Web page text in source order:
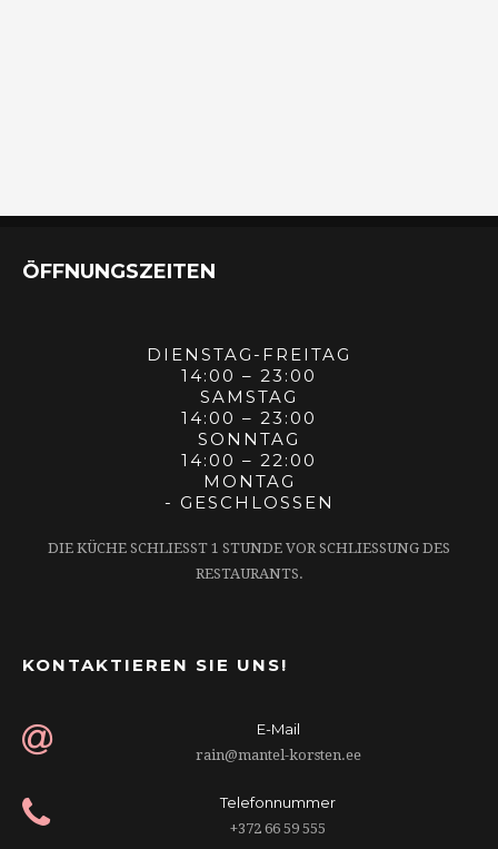
ÖFFNUNGSZEITEN
DIENSTAG-FREITAG
14:00 – 23:00
SAMSTAG
14:00 – 23:00
SONNTAG
14:00 – 22:00
MONTAG
- GESCHLOSSEN
DIE KÜCHE SCHLIESST 1 STUNDE VOR SCHLIESSUNG DES RE
STAURANTS.
KONTAKTIEREN SIE UNS!
E-Mail
rain@mantel-korsten.ee
Telefonnummer
+372 66 59 555